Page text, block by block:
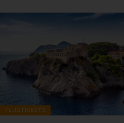
FLUGTICKETS